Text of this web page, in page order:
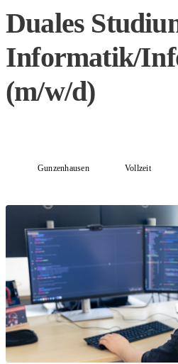
Duales
Informatik/
(m/w/d)
Gunzenhausen Vollzeit